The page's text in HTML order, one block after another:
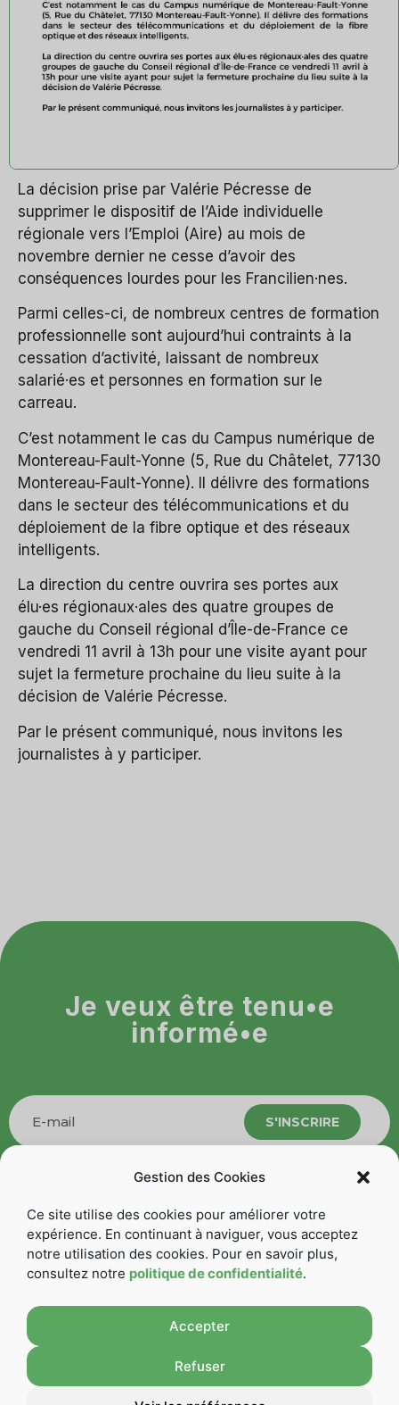
Gestion des Cookies
Ce site utilise des cookies pour améliorer votre
expérience. En continuant à naviguer, vous acceptez
notre utilisation des cookies. Pour en savoir plus,
consultez notre politique de confidentialité.
Accepter
Refuser
La décision prise par Valérie Pécresse de
supprimer le dispositif de l’Aide individuelle
régionale vers l’Emploi (Aire) au mois de
novembre dernier ne cesse d’avoir des
conséquences lourdes pour les Francilien·nes.
Parmi celles-ci, de nombreux centres de formation
professionnelle sont aujourd’hui contraints à la
cessation d’activité, laissant de nombreux
salarié·es et personnes en formation sur le
carreau.
C’est notamment le cas du Campus numérique de
Montereau-Fault-Yonne (5, Rue du Châtelet, 77130
Montereau-Fault-Yonne). Il délivre des formations
dans le secteur des télécommunications et du
déploiement de la fibre optique et des réseaux
intelligents.
La direction du centre ouvrira ses portes aux
élu·es régionaux·ales des quatre groupes de
gauche du Conseil régional d’Île-de-France ce
vendredi 11 avril à 13h pour une visite ayant pour
sujet la fermeture prochaine du lieu suite à la
décision de Valérie Pécresse.
Par le présent communiqué, nous invitons les
journalistes à y participer.
Je veux être tenu•e
informé•e
S'INSCRIRE
Suivez-nous